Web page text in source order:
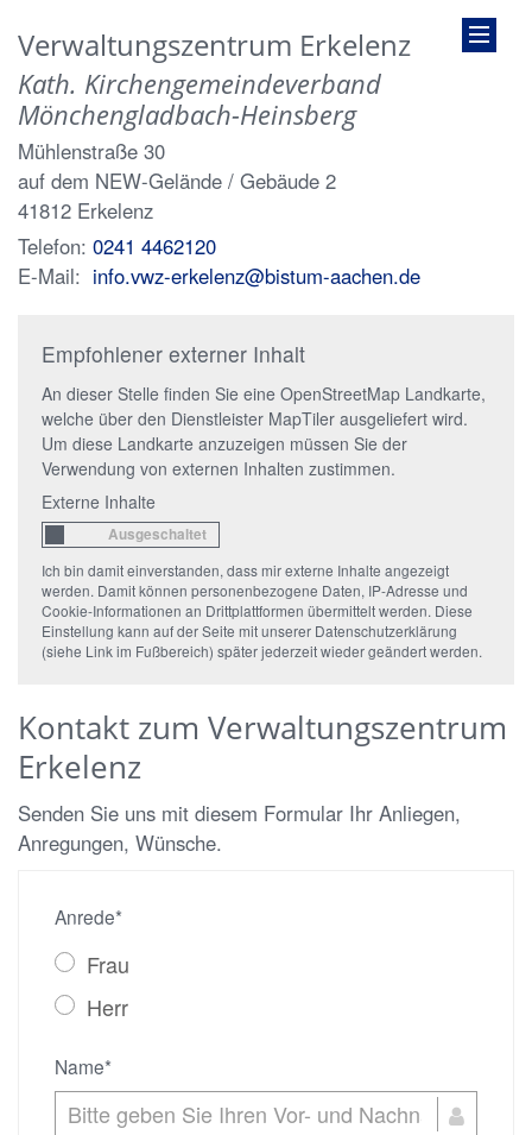
Verwaltungszentrum Erkelenz
Kath. Kirchengemeindeverband
Mönchengladbach-Heinsberg
Mühlenstraße 30
auf dem NEW-Gelände / Gebäude 2
41812 Erkelenz
Telefon: 0241 4462120
E-Mail: info.vwz-erkelenz@bistum-aachen.de
Empfohlener externer Inhalt
An dieser Stelle finden Sie eine OpenStreetMap Landkarte,
welche über den Dienstleister MapTiler ausgeliefert wird.
Um diese Landkarte anzuzeigen müssen Sie der
Verwendung von externen Inhalten zustimmen.
Externe Inhalte
Ich bin damit einverstanden, dass mir externe Inhalte angezeigt
werden. Damit können personenbezogene Daten, IP-Adresse und
Cookie-Informationen an Drittplattformen übermittelt werden. Diese
Einstellung kann auf der Seite mit unserer Datenschutzerklärung
(siehe Link im Fußbereich) später jederzeit wieder geändert werden.
Kontakt zum Verwaltungszentrum
Erkelenz
Senden Sie uns mit diesem Formular Ihr Anliegen,
Anregungen, Wünsche.
Anrede*
Frau
Herr
Name*